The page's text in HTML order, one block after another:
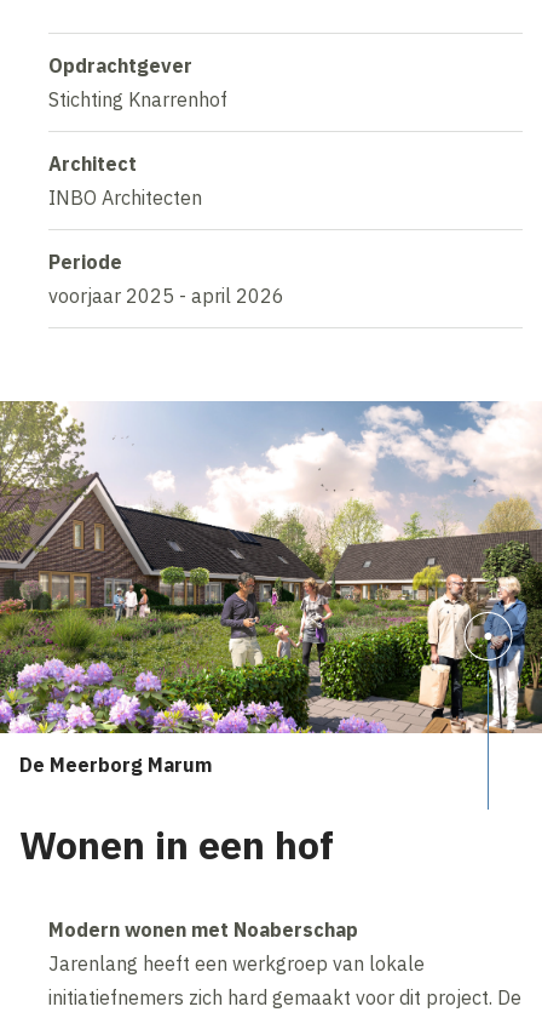
Opdrachtgever
Stichting Knarrenhof
Architect
INBO Architecten
Periode
voorjaar 2025 - april 2026
De Meerborg Marum
Wonen in een hof
Modern wonen met Noaberschap
Jarenlang heeft een werkgroep van lokale
initiatiefnemers zich hard gemaakt voor dit project. De